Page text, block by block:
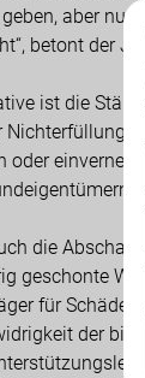
aber nur
betont der
ist die
oder
die
geschonte
für
der